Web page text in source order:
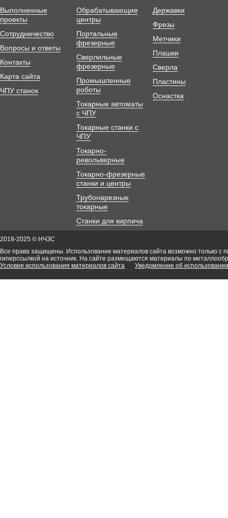
Выполненные
проекты
Сотрудничество
Вопросы и ответы
Контакты
Карта сайта
ЧПУ станок
Обрабатывающие
центры
Портальные
фрезерные
Сверлильные
фрезерные
Промышленные
роботы
Токарные автоматы
с ЧПУ
Токарные станки с
ЧПУ
Токарно-
револьверные
Токарно-фрезерные
станки и центры
Трубонарезные
токарные
Станки для кирпича
Державки
Фрезы
Метчики
Плашки
Сверла
Пластины
Оснастка
2018-2025 © НЧЗС
Все права защищены. Использование материалов сайта возможно только с
гиперссылкой на источник. На сайте размещаются материалы по
Условия использования материалов сайта
Уведомление об